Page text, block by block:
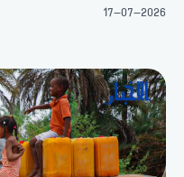
17-07-2026